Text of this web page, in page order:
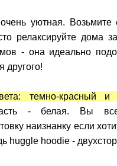
уютная.
релаксируйте дома
- она идеально
другого!
темно-красный и
- белая. Вы
наизнанку если
huggle hoodie -